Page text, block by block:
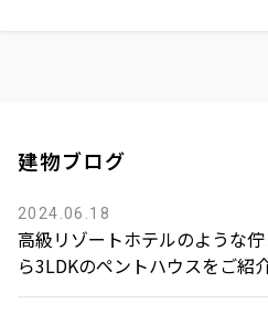
建物ブログ
2024.06.18
高級リゾートホテルのような
ら3LDKのペントハウスをご紹